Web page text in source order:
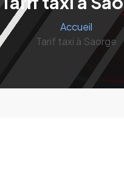
Accueil
Tarif taxi à Saorge